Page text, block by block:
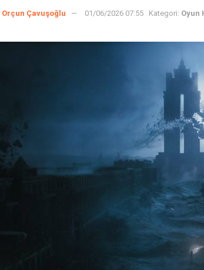
Orçun Çavuşoğlu 01/06/2026 07:55 Kategori: Oyun